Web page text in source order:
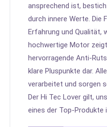
ansprechend ist,
durch innere Werte.
Erfahrung und Qualität,
hochwertige Motor
hervorragende Anti-
klare Pluspunkte dar.
verarbeitet und sorgen
Der Hi Tec Lover gilt,
eines der Top-Produkte